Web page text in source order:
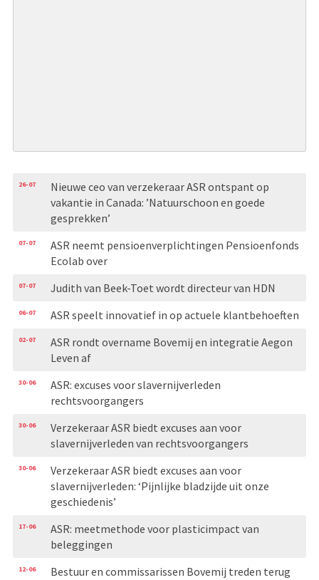
26-07
Nieuwe ceo van verzekeraar ASR ontspant op
vakantie in Canada: ’Natuurschoon en goede
gesprekken’
07-07
ASR neemt pensioenverplichtingen Pensioenfonds
Ecolab over
07-07 Judith van Beek-Toet wordt directeur van HDN
06-07 ASR speelt innovatief in op actuele klantbehoeften
02-07
ASR rondt overname Bovemij en integratie Aegon
Leven af
30-06
ASR: excuses voor slavernijverleden
rechtsvoorgangers
30-06
Verzekeraar ASR biedt excuses aan voor
slavernijverleden van rechtsvoorgangers
30-06
Verzekeraar ASR biedt excuses aan voor
slavernijverleden: ‘Pijnlijke bladzijde uit onze
geschiedenis’
17-06
ASR: meetmethode voor plasticimpact van
beleggingen
12-06
Bestuur en commissarissen Bovemij treden terug